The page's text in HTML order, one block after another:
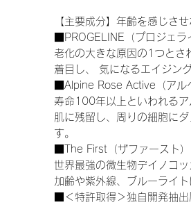
【主要成分】年齢を感じさ
■PROGELINE（プロジェラ
老化の大きな原因の1つとさ
着目し、 気になるエイジン
■Alpine Rose Active（アル
寿命100年以上といわれるア
肌に残留し、周りの細胞に
す。
■The First（ザファースト）
世界最強の微生物デイノコッ
加齢や紫外線、ブルーライ
■＜特許取得＞独自開発抽